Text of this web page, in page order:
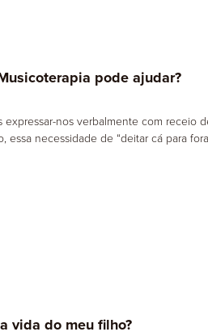
pode ajudar?
nos verbalmente com
necessidade de “deitar cá para
vida do meu filho?